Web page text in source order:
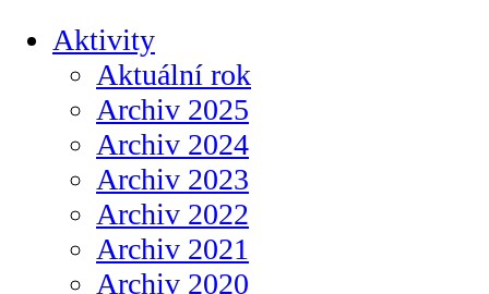
Aktivity
Aktuální rok
Archiv 2025
Archiv 2024
Archiv 2023
Archiv 2022
Archiv 2021
Archiv 2020